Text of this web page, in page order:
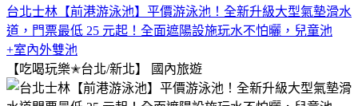
台北士林【前港游泳池】平價游泳池！全新升級大型氣墊滑水
道，門票最低 25 元起！全面遮陽設施玩水不怕曬，兒童池
+室內外雙池
【吃喝玩樂✭台北/新北】
國內旅遊